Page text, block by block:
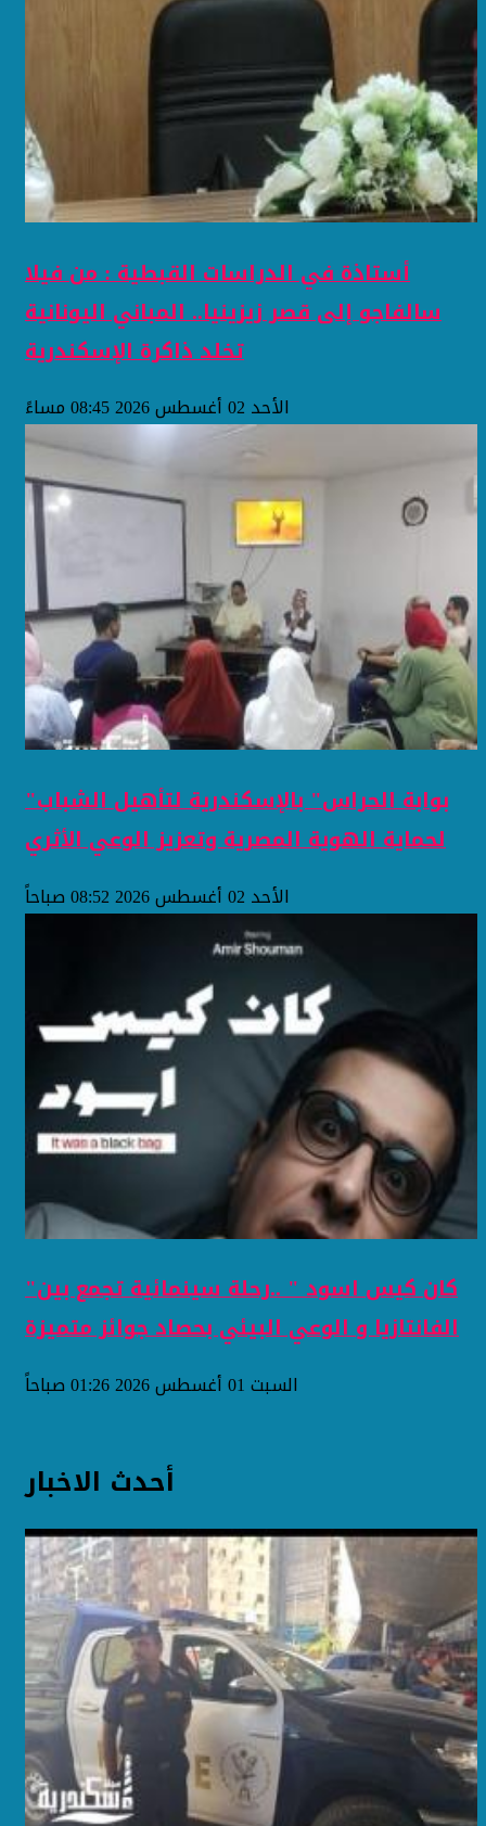
أستاذة في الدراسات القبطية : من فيلا
سالفاجو إلى قصر زيزينيا.. المباني اليونانية
تخلد ذاكرة الإسكندرية
الأحد 02 أغسطس 2026 08:45 مساءً
"بوابة الحراس" بالإسكندرية لتأهيل الشباب
لحماية الهوية المصرية وتعزيز الوعي الأثري
الأحد 02 أغسطس 2026 08:52 صباحاً
"كان كيس اسود " ..رحلة سينمائية تجمع بين
الفانتازيا و الوعي البيئي بحصاد جوائز متميزة
السبت 01 أغسطس 2026 01:26 صباحاً
أحدث الاخبار